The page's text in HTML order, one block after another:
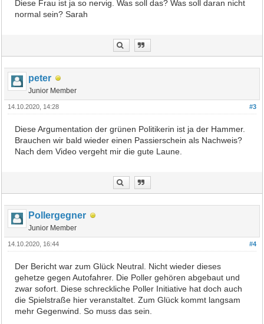
Diese Frau ist ja so nervig. Was soll das? Was soll daran nicht
normal sein? Sarah
peter
Junior Member
#3
14.10.2020, 14:28
Diese Argumentation der grünen Politikerin ist ja der Hammer.
Brauchen wir bald wieder einen Passierschein als Nachweis?
Nach dem Video vergeht mir die gute Laune.
Pollergegner
Junior Member
#4
14.10.2020, 16:44
Der Bericht war zum Glück Neutral. Nicht wieder dieses
gehetze gegen Autofahrer. Die Poller gehören abgebaut und
zwar sofort. Diese schreckliche Poller Initiative hat doch auch
die Spielstraße hier veranstaltet. Zum Glück kommt langsam
mehr Gegenwind. So muss das sein.